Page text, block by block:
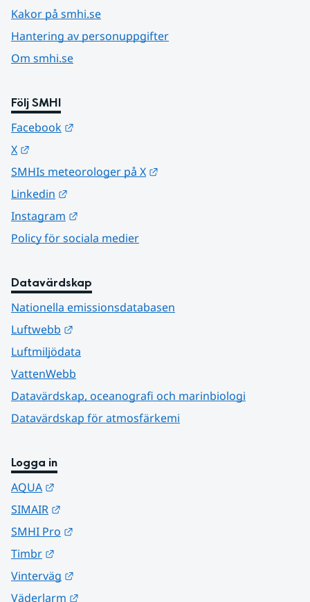
Kakor på smhi.se
Hantering av personuppgifter
Om smhi.se
Följ SMHI
Facebook
X
SMHIs meteorologer på X
Linkedin
Instagram
Policy för sociala medier
Datavärdskap
Nationella emissionsdatabasen
Luftwebb
Luftmiljödata
VattenWebb
Datavärdskap, oceanografi och marinbiologi
Datavärdskap för atmosfärkemi
Logga in
AQUA
SIMAIR
SMHI Pro
Timbr
Vinterväg
Väderlarm